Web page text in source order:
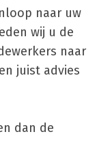
naar uw
wij u de
naar
juist advies
dan de